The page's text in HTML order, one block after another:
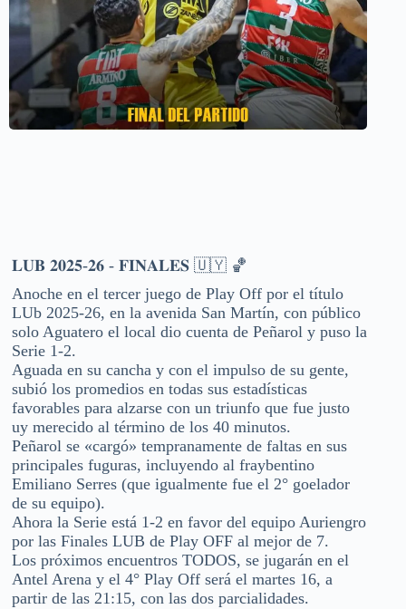
𝐋𝐔𝐁 𝟐𝟎𝟐𝟓-𝟐𝟔 - 𝐅𝐈𝐍𝐀𝐋𝐄𝐒 🇺🇾 🏀
Anoche en el tercer juego de Play Off por el título
LUb 2025-26, en la avenida San Martín, con público
solo Aguatero el local dio cuenta de Peñarol y puso la
Serie 1-2.
Aguada en su cancha y con el impulso de su gente,
subió los promedios en todas sus estadísticas
favorables para alzarse con un triunfo que fue justo
uy merecido al término de los 40 minutos.
Peñarol se «cargó» tempranamente de faltas en sus
principales fuguras, incluyendo al fraybentino
Emiliano Serres (que igualmente fue el 2° goelador
de su equipo).
Ahora la Serie está 1-2 en favor del equipo Auriengro
por las Finales LUB de Play OFF al mejor de 7.
Los próximos encuentros TODOS, se jugarán en el
Antel Arena y el 4° Play Off será el martes 16, a
partir de las 21:15, con las dos parcialidades.